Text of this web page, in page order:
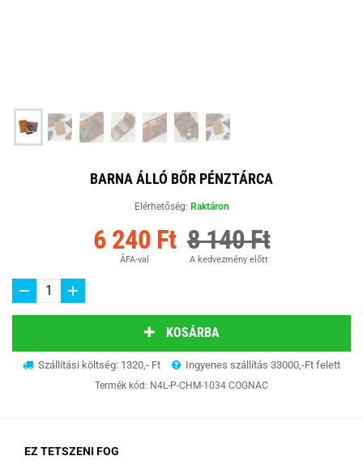
BARNA ÁLLÓ BŐR PÉNZTÁRCA
Elérhetőség: Raktáron
6 240 Ft
ÁFA-val
8 140 Ft
A kedvezmény előtt
KOSÁRBA
Szállítási költség: 1320,- Ft Ingyenes szállítás 33000,-Ft felett
Termék kód: N4L-P-CHM-1034 COGNAC
EZ TETSZENI FOG